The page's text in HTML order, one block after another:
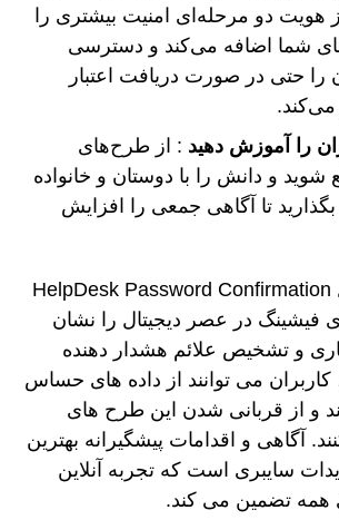
هویت دو مرحله‌ای امنیت بیشتری را
شما اضافه می‌کند و دسترسی
را حتی در صورت دریافت اعتبار
می‌کند.
را آموزش دهید : از طرح‌های
و دانش را با دوستان و خانواده
تا آگاهی جمعی را افزایش
کلاهبرداری ایمیل HelpDesk Password Confirmation
در عصر دیجیتال را نشان
و تشخیص علائم هشدار دهنده
کاربران می توانند از داده های حساس
و از قربانی شدن این طرح های
آگاهی و اقدامات پیشگیرانه بهترین
سایبری است که تجربه آنلاین
همه تضمین می کند.